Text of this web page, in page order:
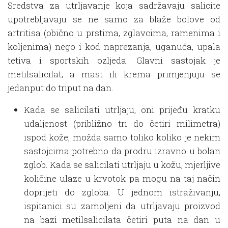
Sredstva za utrljavanje koja sadržavaju salicite
upotrebljavaju se ne samo za blaže bolove od
artritisa (obično u prstima, zglavcima, ramenima i
koljenima) nego i kod naprezanja, uganuća, upala
tetiva i sportskih ozljeda. Glavni sastojak je
metilsalicilat, a mast ili krema primjenjuju se
jedanput do triput na dan.
Kada se salicilati utrljaju, oni prijeđu kratku
udaljenost (približno tri do četiri milimetra)
ispod kože, možda samo toliko koliko je nekim
sastojcima potrebno da prodru izravno u bolan
zglob. Kada se salicilati utrljaju u kožu, mjerljive
količine ulaze u krvotok pa mogu na taj način
doprijeti do zgloba. U jednom istraživanju,
ispitanici su zamoljeni da utrljavaju proizvod
na bazi metilsalicilata četiri puta na dan u